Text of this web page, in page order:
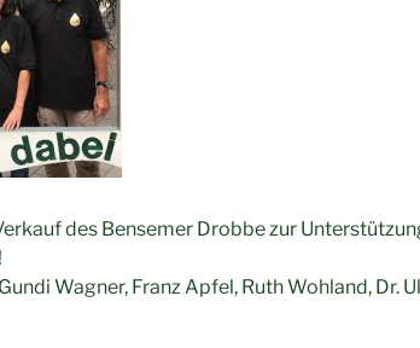
des Bensemer Drobbe zur
Wagner, Franz Apfel, Ruth Wohland, Dr.